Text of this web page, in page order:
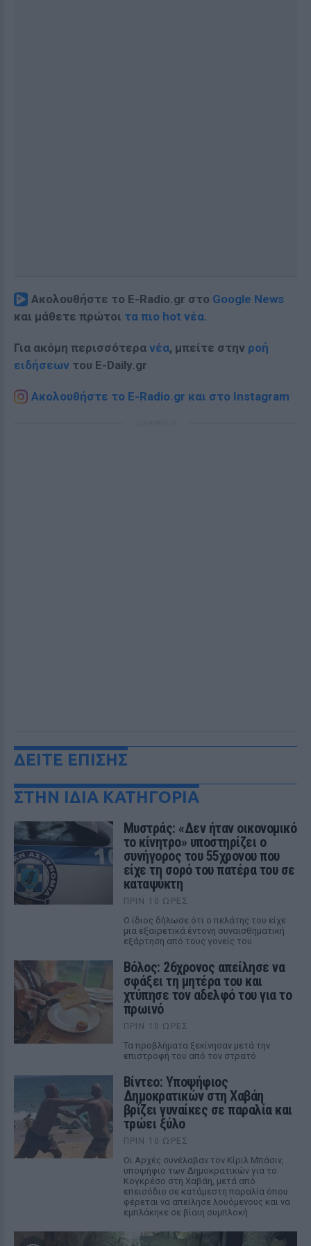
Ακολουθήστε το E-Radio.gr στο Google News
και μάθετε πρώτοι τα πιο hot νέα.
Για ακόμη περισσότερα νέα, μπείτε στην ροή
ειδήσεων του E-Daily.gr
Ακολουθήστε το E-Radio.gr και στο Instagram
ΔΕΙΤΕ ΕΠΙΣΗΣ
ΣΤΗΝ ΙΔΙΑ ΚΑΤΗΓΟΡΙΑ
Μυστράς: «Δεν ήταν οικονομικό
το κίνητρο» υποστηρίζει ο
συνήγορος του 55χρονου που
είχε τη σορό του πατέρα του σε
καταψύκτη
ΠΡΙΝ 10 ΏΡΕΣ
Ο ίδιος δήλωσε ότι ο πελάτης του είχε
μια εξαιρετικά έντονη συναισθηματική
εξάρτηση από τους γονείς του
Βόλος: 26χρονος απείλησε να
σφάξει τη μητέρα του και
χτύπησε τον αδελφό του για το
πρωινό
ΠΡΙΝ 10 ΏΡΕΣ
Τα προβλήματα ξεκίνησαν μετά την
επιστροφή του από τον στρατό
Βίντεο: Υποψήφιος
Δημοκρατικών στη Χαβάη
βρίζει γυναίκες σε παραλία και
τρώει ξύλο
ΠΡΙΝ 10 ΏΡΕΣ
Οι Αρχές συνέλαβαν τον Κίριλ Μπάσιν,
υποψήφιο των Δημοκρατικών για το
Κογκρέσο στη Χαβάη, μετά από
επεισόδιο σε κατάμεστη παραλία όπου
φέρεται να απείλησε λουόμενους και να
εμπλάκηκε σε βίαιη συμπλοκή